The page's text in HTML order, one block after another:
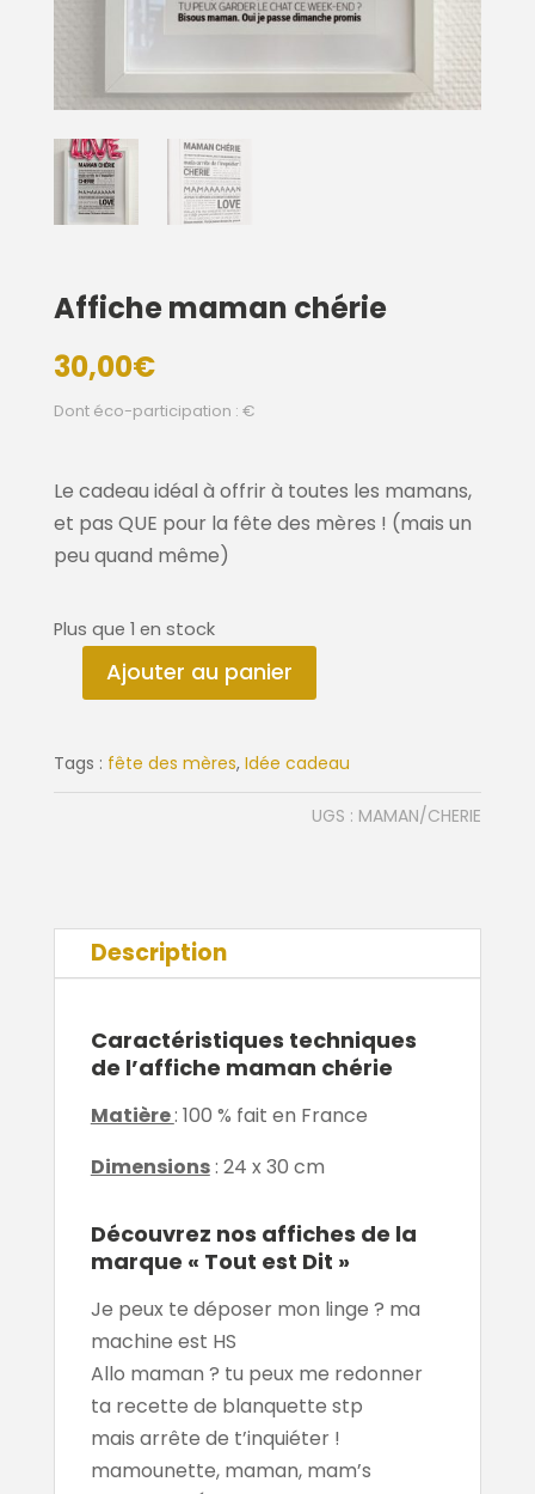
Affiche maman chérie
30,00€
Dont éco-participation : €
Le cadeau idéal à offrir à toutes les mamans,
et pas QUE pour la fête des mères ! (mais un
peu quand même)
Plus que 1 en stock
quantité
Affiche
Ajouter au panier
Tags : fête des mères, Idée cadeau
UGS : MAMAN/CHERIE
Description
Caractéristiques techniques
de l’affiche maman chérie
Matière: 100 % fait en France
Dimensions: 24 x 30 cm
Découvrez nos affiches de la
marque « Tout est Dit »
Je peux te déposer mon linge ? ma
machine est HS
Allo maman ? tu peux me redonner
ta recette de blanquette stp
mais arrête de t’inquiéter !
mamounette, maman, mam’s